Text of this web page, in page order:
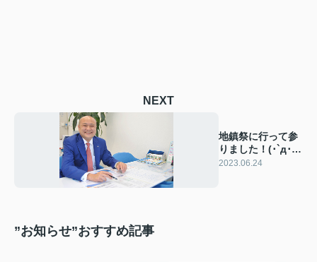
NEXT
地鎮祭に行って参
りました！(･`д･
´)･`д･´)
2023.06.24
”お知らせ”おすすめ記事